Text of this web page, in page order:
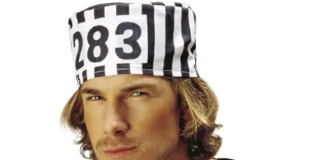
tűzoltó
- Macskanő
- Harlequin
- Addams
- Batman
- Robin Hood
- Pán Péter
- Super Mario